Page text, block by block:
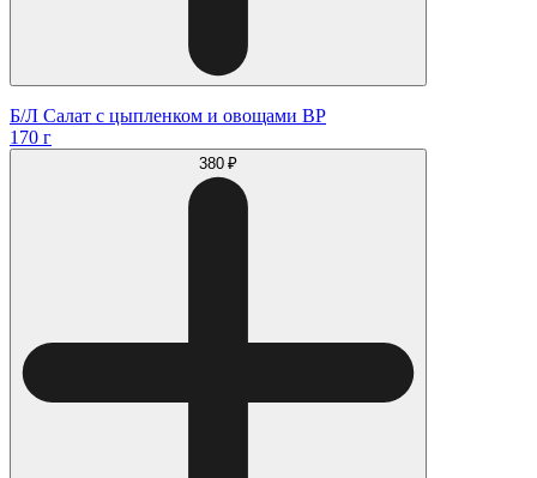
Б/Л Салат с цыпленком и овощами ВР
170 г
380 ₽